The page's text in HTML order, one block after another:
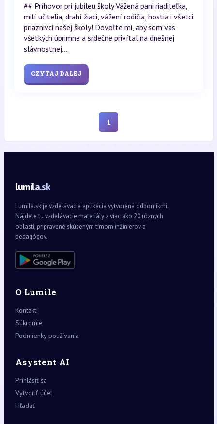
## Príhovor pri jubileu školy Vážená pani riaditeľka,
milí učitelia, drahí žiaci, vážení rodičia, hostia i všetci
priaznivci našej školy! Dovoľte mi, aby som vás
všetkých úprimne a srdečne privítal na dnešnej
slávnostnej...
CZYTAJ DALEJ
1
lumila.sk
Lumila.sk je vzdelávacia aplikácia vytvorená odborníkmi.
Nájdete tu vzdelávacie materiály z viac ako 20 rôznych
oblastí, pripravené skúseným tímom inžinierov a
pedagógov.
O Lumile
Kontakt
Súkromie
Podmienky používania
Asystent AI
Prihlásiť sa
Vytvoriť účet
Hľadať